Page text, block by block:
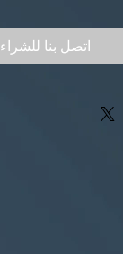
اتصل بنا للشراء